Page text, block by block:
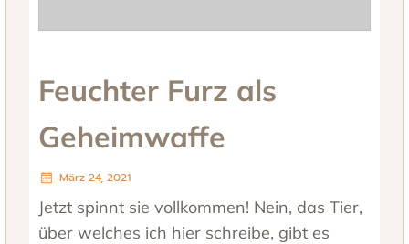
Feuchter Furz als
Geheimwaffe
März 24, 2021
Jetzt spinnt sie vollkommen! Nein, das Tier,
über welches ich hier schreibe, gibt es